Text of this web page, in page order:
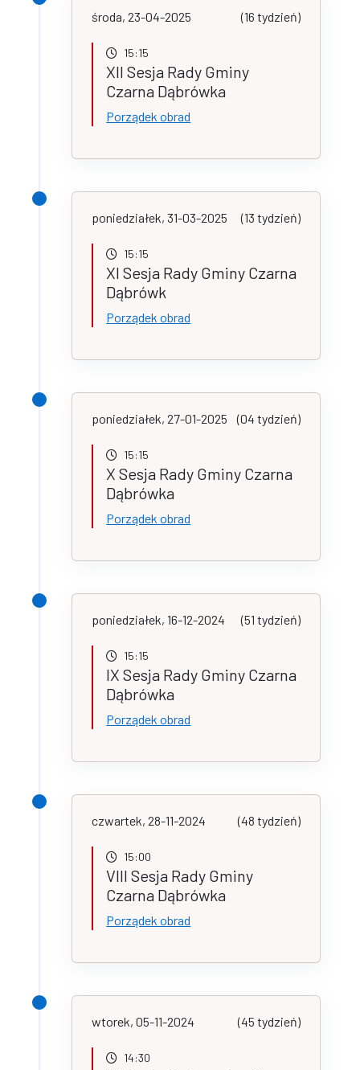
środa, 23-04-2025 (16 tydzień)
15:15
XII Sesja Rady Gminy
Czarna Dąbrówka
Porządek obrad
poniedziałek, 31-03-2025 (13 tydzień)
15:15
XI Sesja Rady Gminy Czarna
Dąbrówk
Porządek obrad
poniedziałek, 27-01-2025 (04 tydzień)
15:15
X Sesja Rady Gminy Czarna
Dąbrówka
Porządek obrad
poniedziałek, 16-12-2024 (51 tydzień)
15:15
IX Sesja Rady Gminy Czarna
Dąbrówka
Porządek obrad
czwartek, 28-11-2024 (48 tydzień)
15:00
VIII Sesja Rady Gminy
Czarna Dąbrówka
Porządek obrad
wtorek, 05-11-2024 (45 tydzień)
14:30